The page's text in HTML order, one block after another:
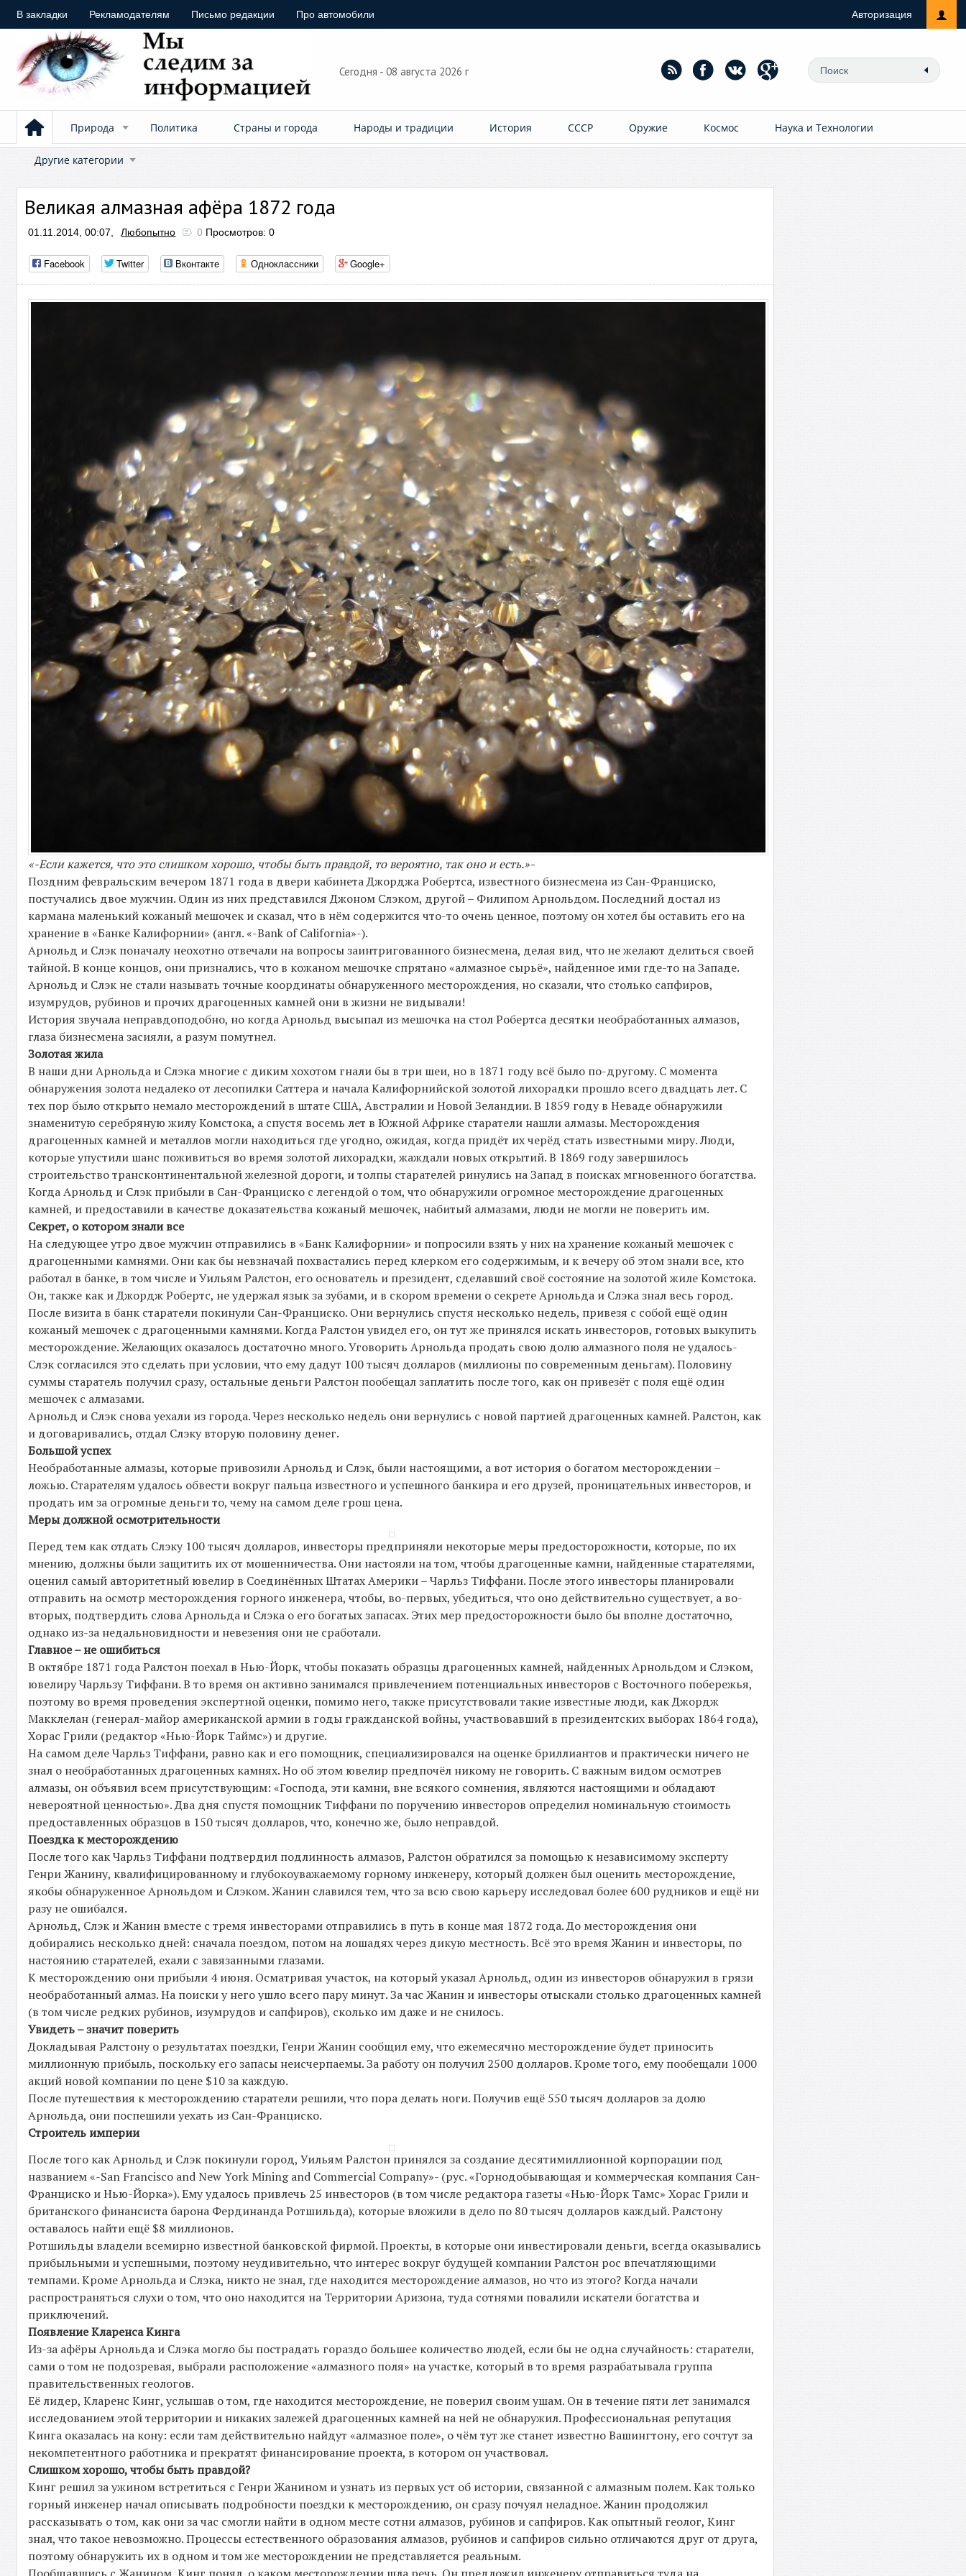
В закладки Рекламодателям Письмо редакции Про автомобили Авторизация
Сегодня - 08 августа 2026 г
Природа Политика Страны и города Народы и традиции История СССР Оружие Космос Наука и Технологии
Другие категории
Великая алмазная афёра 1872 года
01.11.2014, 00:07, Любопытно 0 Просмотров: 0
Facebook Twitter Вконтакте Одноклассники Google+
«-Если кажется, что это слишком хорошо, чтобы быть правдой, то вероятно, так оно и есть.»-
Поздним февральским вечером 1871 года в двери кабинета Джорджа Робертса, известного бизнесмена из Сан-Франциско,
постучались двое мужчин. Один из них представился Джоном Слэком, другой – Филипом Арнольдом. Последний достал из
кармана маленький кожаный мешочек и сказал, что в нём содержится что-то очень ценное, поэтому он хотел бы оставить его на
хранение в «Банке Калифорнии» (англ. «-Bank of California»-).
Арнольд и Слэк поначалу неохотно отвечали на вопросы заинтригованного бизнесмена, делая вид, что не желают делиться своей
тайной. В конце концов, они признались, что в кожаном мешочке спрятано «алмазное сырьё», найденное ими где-то на Западе.
Арнольд и Слэк не стали называть точные координаты обнаруженного месторождения, но сказали, что столько сапфиров,
изумрудов, рубинов и прочих драгоценных камней они в жизни не видывали!
История звучала неправдоподобно, но когда Арнольд высыпал из мешочка на стол Робертса десятки необработанных алмазов,
глаза бизнесмена засияли, а разум помутнел.
Золотая жила
В наши дни Арнольда и Слэка многие с диким хохотом гнали бы в три шеи, но в 1871 году всё было по-другому. С момента
обнаружения золота недалеко от лесопилки Саттера и начала Калифорнийской золотой лихорадки прошло всего двадцать лет. С
тех пор было открыто немало месторождений в штате США, Австралии и Новой Зеландии. В 1859 году в Неваде обнаружили
знаменитую серебряную жилу Комстока, а спустя восемь лет в Южной Африке старатели нашли алмазы. Месторождения
драгоценных камней и металлов могли находиться где угодно, ожидая, когда придёт их черёд стать известными миру. Люди,
которые упустили шанс поживиться во время золотой лихорадки, жаждали новых открытий. В 1869 году завершилось
строительство трансконтинентальной железной дороги, и толпы старателей ринулись на Запад в поисках мгновенного богатства.
Когда Арнольд и Слэк прибыли в Сан-Франциско с легендой о том, что обнаружили огромное месторождение драгоценных
камней, и предоставили в качестве доказательства кожаный мешочек, набитый алмазами, люди не могли не поверить им.
Секрет, о котором знали все
На следующее утро двое мужчин отправились в «Банк Калифорнии» и попросили взять у них на хранение кожаный мешочек с
драгоценными камнями. Они как бы невзначай похвастались перед клерком его содержимым, и к вечеру об этом знали все, кто
работал в банке, в том числе и Уильям Ралстон, его основатель и президент, сделавший своё состояние на золотой жиле Комстока.
Он, также как и Джордж Робертс, не удержал язык за зубами, и в скором времени о секрете Арнольда и Слэка знал весь город.
После визита в банк старатели покинули Сан-Франциско. Они вернулись спустя несколько недель, привезя с собой ещё один
кожаный мешочек с драгоценными камнями. Когда Ралстон увидел его, он тут же принялся искать инвесторов, готовых выкупить
месторождение. Желающих оказалось достаточно много. Уговорить Арнольда продать свою долю алмазного поля не удалось-
Слэк согласился это сделать при условии, что ему дадут 100 тысяч долларов (миллионы по современным деньгам). Половину
суммы старатель получил сразу, остальные деньги Ралстон пообещал заплатить после того, как он привезёт с поля ещё один
мешочек с алмазами.
Арнольд и Слэк снова уехали из города. Через несколько недель они вернулись с новой партией драгоценных камней. Ралстон, как
и договаривались, отдал Слэку вторую половину денег.
Большой успех
Необработанные алмазы, которые привозили Арнольд и Слэк, были настоящими, а вот история о богатом месторождении –
ложью. Старателям удалось обвести вокруг пальца известного и успешного банкира и его друзей, проницательных инвесторов, и
продать им за огромные деньги то, чему на самом деле грош цена.
Меры должной осмотрительности
Перед тем как отдать Слэку 100 тысяч долларов, инвесторы предприняли некоторые меры предосторожности, которые, по их
мнению, должны были защитить их от мошенничества. Они настояли на том, чтобы драгоценные камни, найденные старателями,
оценил самый авторитетный ювелир в Соединённых Штатах Америки – Чарльз Тиффани. После этого инвесторы планировали
отправить на осмотр месторождения горного инженера, чтобы, во-первых, убедиться, что оно действительно существует, а во-
вторых, подтвердить слова Арнольда и Слэка о его богатых запасах. Этих мер предосторожности было бы вполне достаточно,
однако из-за недальновидности и невезения они не сработали.
Главное – не ошибиться
В октябре 1871 года Ралстон поехал в Нью-Йорк, чтобы показать образцы драгоценных камней, найденных Арнольдом и Слэком,
ювелиру Чарльзу Тиффани. В то время он активно занимался привлечением потенциальных инвесторов с Восточного побережья,
поэтому во время проведения экспертной оценки, помимо него, также присутствовали такие известные люди, как Джордж
Макклелан (генерал-майор американской армии в годы гражданской войны, участвовавший в президентских выборах 1864 года),
Хорас Грили (редактор «Нью-Йорк Таймс») и другие.
На самом деле Чарльз Тиффани, равно как и его помощник, специализировался на оценке бриллиантов и практически ничего не
знал о необработанных драгоценных камнях. Но об этом ювелир предпочёл никому не говорить. С важным видом осмотрев
алмазы, он объявил всем присутствующим: «Господа, эти камни, вне всякого сомнения, являются настоящими и обладают
невероятной ценностью». Два дня спустя помощник Тиффани по поручению инвесторов определил номинальную стоимость
предоставленных образцов в 150 тысяч долларов, что, конечно же, было неправдой.
Поездка к месторождению
После того как Чарльз Тиффани подтвердил подлинность алмазов, Ралстон обратился за помощью к независимому эксперту
Генри Жанину, квалифицированному и глубокоуважаемому горному инженеру, который должен был оценить месторождение,
якобы обнаруженное Арнольдом и Слэком. Жанин славился тем, что за всю свою карьеру исследовал более 600 рудников и ещё ни
разу не ошибался.
Арнольд, Слэк и Жанин вместе с тремя инвесторами отправились в путь в конце мая 1872 года. До месторождения они
добирались несколько дней: сначала поездом, потом на лошадях через дикую местность. Всё это время Жанин и инвесторы, по
настоянию старателей, ехали с завязанными глазами.
К месторождению они прибыли 4 июня. Осматривая участок, на который указал Арнольд, один из инвесторов обнаружил в грязи
необработанный алмаз. На поиски у него ушло всего пару минут. За час Жанин и инвесторы отыскали столько драгоценных камней
(в том числе редких рубинов, изумрудов и сапфиров), сколько им даже и не снилось.
Увидеть – значит поверить
Докладывая Ралстону о результатах поездки, Генри Жанин сообщил ему, что ежемесячно месторождение будет приносить
миллионную прибыль, поскольку его запасы неисчерпаемы. За работу он получил 2500 долларов. Кроме того, ему пообещали 1000
акций новой компании по цене $10 за каждую.
После путешествия к месторождению старатели решили, что пора делать ноги. Получив ещё 550 тысяч долларов за долю
Арнольда, они поспешили уехать из Сан-Франциско.
Строитель империи
После того как Арнольд и Слэк покинули город, Уильям Ралстон принялся за создание десятимиллионной корпорации под
названием «-San Francisco and New York Mining and Commercial Company»- (рус. «Горнодобывающая и коммерческая компания Сан-
Франциско и Нью-Йорка»). Ему удалось привлечь 25 инвесторов (в том числе редактора газеты «Нью-Йорк Тамс» Хорас Грили и
британского финансиста барона Фердинанда Ротшильда), которые вложили в дело по 80 тысяч долларов каждый. Ралстону
оставалось найти ещё $8 миллионов.
Ротшильды владели всемирно известной банковской фирмой. Проекты, в которые они инвестировали деньги, всегда оказывались
прибыльными и успешными, поэтому неудивительно, что интерес вокруг будущей компании Ралстон рос впечатляющими
темпами. Кроме Арнольда и Слэка, никто не знал, где находится месторождение алмазов, но что из этого? Когда начали
распространяться слухи о том, что оно находится на Территории Аризона, туда сотнями повалили искатели богатства и
приключений.
Появление Кларенса Кинга
Из-за афёры Арнольда и Слэка могло бы пострадать гораздо большее количество людей, если бы не одна случайность: старатели,
сами о том не подозревая, выбрали расположение «алмазного поля» на участке, который в то время разрабатывала группа
правительственных геологов.
Её лидер, Кларенс Кинг, услышав о том, где находится месторождение, не поверил своим ушам. Он в течение пяти лет занимался
исследованием этой территории и никаких залежей драгоценных камней на ней не обнаружил. Профессиональная репутация
Кинга оказалась на кону: если там действительно найдут «алмазное поле», о чём тут же станет известно Вашингтону, его сочтут за
некомпетентного работника и прекратят финансирование проекта, в котором он участвовал.
Слишком хорошо, чтобы быть правдой?
Кинг решил за ужином встретиться с Генри Жанином и узнать из первых уст об истории, связанной с алмазным полем. Как только
горный инженер начал описывать подробности поездки к месторождению, он сразу почуял неладное. Жанин продолжил
рассказывать о том, как они за час смогли найти в одном месте сотни алмазов, рубинов и сапфиров. Как опытный геолог, Кинг
знал, что такое невозможно. Процессы естественного образования алмазов, рубинов и сапфиров сильно отличаются друг от друга,
поэтому обнаружить их в одном и том же месторождении не представляется реальным.